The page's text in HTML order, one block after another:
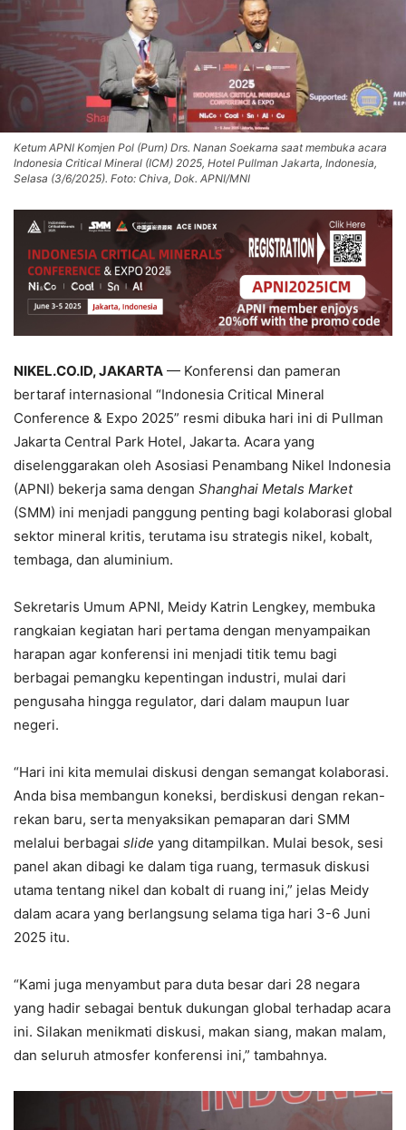
Ketum APNI Komjen Pol (Purn) Drs. Nanan Soekarna saat membuka acara
Indonesia Critical Mineral (ICM) 2025, Hotel Pullman Jakarta, Indonesia,
Selasa (3/6/2025). Foto: Chiva, Dok. APNI/MNI
NIKEL.CO.ID, JAKARTA — Konferensi dan pameran
bertaraf internasional “Indonesia Critical Mineral
Conference & Expo 2025” resmi dibuka hari ini di Pullman
Jakarta Central Park Hotel, Jakarta. Acara yang
diselenggarakan oleh Asosiasi Penambang Nikel Indonesia
(APNI) bekerja sama dengan Shanghai Metals Market
(SMM) ini menjadi panggung penting bagi kolaborasi global
sektor mineral kritis, terutama isu strategis nikel, kobalt,
tembaga, dan aluminium.
Sekretaris Umum APNI, Meidy Katrin Lengkey, membuka
rangkaian kegiatan hari pertama dengan menyampaikan
harapan agar konferensi ini menjadi titik temu bagi
berbagai pemangku kepentingan industri, mulai dari
pengusaha hingga regulator, dari dalam maupun luar
negeri.
“Hari ini kita memulai diskusi dengan semangat kolaborasi.
Anda bisa membangun koneksi, berdiskusi dengan rekan-
rekan baru, serta menyaksikan pemaparan dari SMM
melalui berbagai slide yang ditampilkan. Mulai besok, sesi
panel akan dibagi ke dalam tiga ruang, termasuk diskusi
utama tentang nikel dan kobalt di ruang ini,” jelas Meidy
dalam acara yang berlangsung selama tiga hari 3-6 Juni
2025 itu.
“Kami juga menyambut para duta besar dari 28 negara
yang hadir sebagai bentuk dukungan global terhadap acara
ini. Silakan menikmati diskusi, makan siang, makan malam,
dan seluruh atmosfer konferensi ini,” tambahnya.